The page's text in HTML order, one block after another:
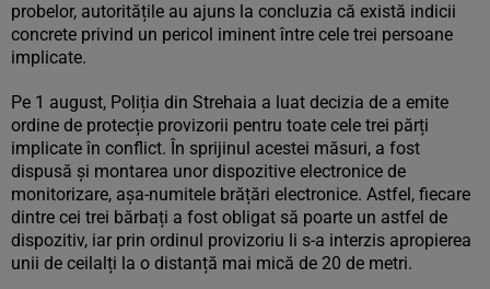
probelor, autoritățile au ajuns la concluzia că există indicii
concrete privind un pericol iminent între cele trei persoane
implicate.
Pe 1 august, Poliția din Strehaia a luat decizia de a emite
ordine de protecție provizorii pentru toate cele trei părți
implicate în conflict. În sprijinul acestei măsuri, a fost
dispusă și montarea unor dispozitive electronice de
monitorizare, așa-numitele brățări electronice. Astfel, fiecare
dintre cei trei bărbați a fost obligat să poarte un astfel de
dispozitiv, iar prin ordinul provizoriu li s-a interzis apropierea
unii de ceilalți la o distanță mai mică de 20 de metri.